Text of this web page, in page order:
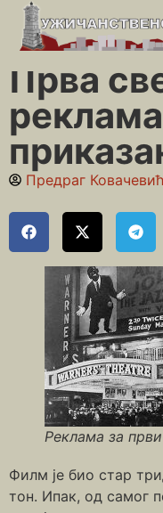
Почетна»Између два
филм приказан у Ужицу
Прва
Предраг Ковачевић
Реклама за
Филм је био стар
тон. Ипак, од самог